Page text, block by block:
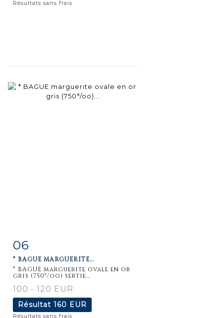
Résultats sans frais
détaillée
06
* BAGUE MARGUERITE...
* BAGUE marguerite ovale en or
gris (750°/oo) sertie...
100 - 120 EUR
Résultat 160 EUR
Résultats sans frais